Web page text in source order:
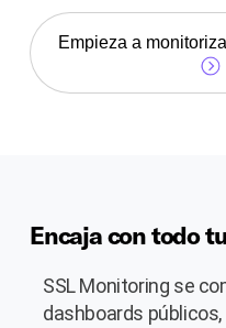
Empieza a
Encaja con todo
SSL Monitoring se
dashboards